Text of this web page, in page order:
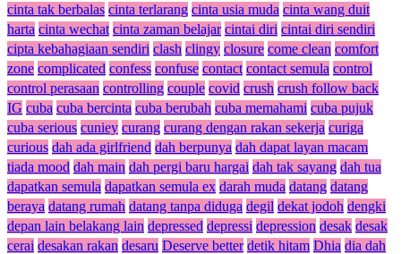
cinta tak berbalas cinta terlarang cinta usia muda cinta wang duit
harta cinta wechat cinta zaman belajar cintai diri cintai diri sendiri
cipta kebahagiaan sendiri clash clingy closure come clean comfort
zone complicated confess confuse contact contact semula control
control perasaan controlling couple covid crush crush follow back
IG cuba cuba bercinta cuba berubah cuba memahami cuba pujuk
cuba serious cuniey curang curang dengan rakan sekerja curiga
curious dah ada girlfriend dah berpunya dah dapat layan macam
tiada mood dah main dah pergi baru hargai dah tak sayang dah tua
dapatkan semula dapatkan semula ex darah muda datang datang
beraya datang rumah datang tanpa diduga degil dekat jodoh dengki
depan lain belakang lain depressed depressi depression desak desak
cerai desakan rakan desaru Deserve better detik hitam Dhia dia dah